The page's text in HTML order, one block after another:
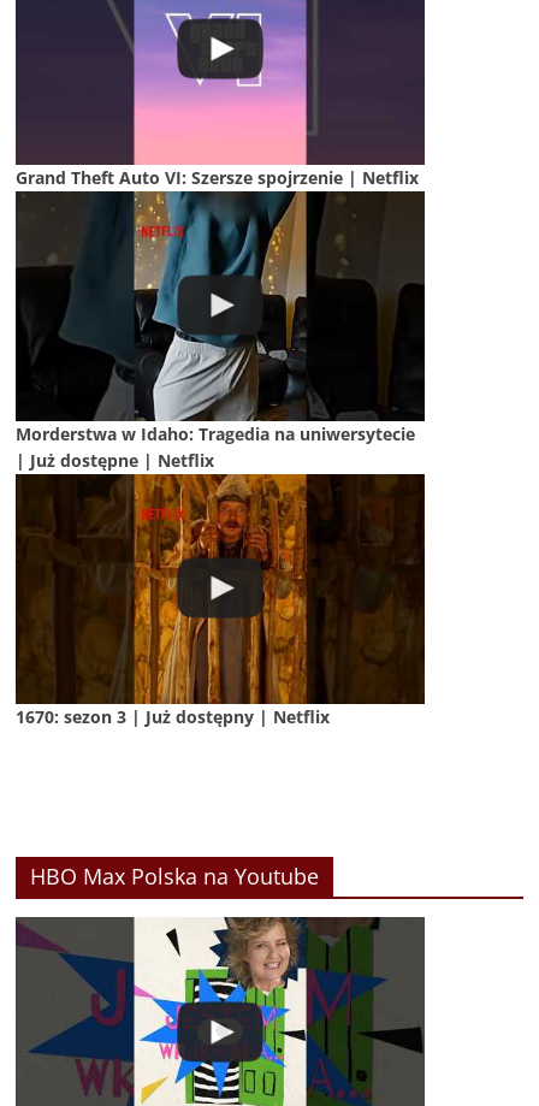
Grand Theft Auto VI: Szersze spojrzenie | Netflix
Morderstwa w Idaho: Tragedia na uniwersytecie
| Już dostępne | Netflix
1670: sezon 3 | Już dostępny | Netflix
HBO Max Polska na Youtube